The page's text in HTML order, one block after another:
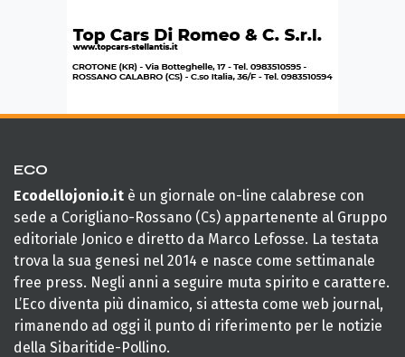
ECO
Ecodellojonio.it è un giornale on-line calabrese con
sede a Corigliano-Rossano (Cs) appartenente al Gruppo
editoriale Jonico e diretto da Marco Lefosse. La testata
trova la sua genesi nel 2014 e nasce come settimanale
free press. Negli anni a seguire muta spirito e carattere.
L’Eco diventa più dinamico, si attesta come web journal,
rimanendo ad oggi il punto di riferimento per le notizie
della Sibaritide-Pollino.